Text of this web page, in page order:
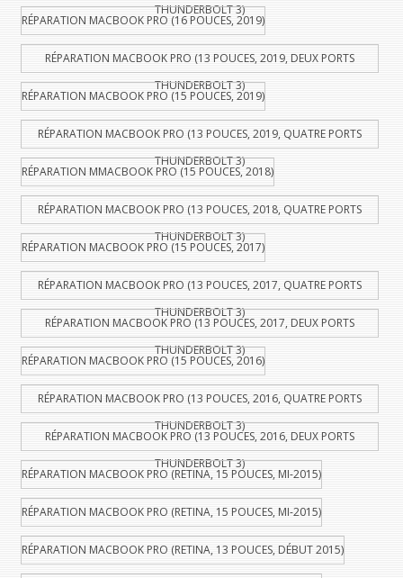
THUNDERBOLT 3)
RÉPARATION MACBOOK PRO (16 POUCES, 2019)
RÉPARATION MACBOOK PRO (13 POUCES, 2019, DEUX PORTS
THUNDERBOLT 3)
RÉPARATION MACBOOK PRO (15 POUCES, 2019)
RÉPARATION MACBOOK PRO (13 POUCES, 2019, QUATRE PORTS
THUNDERBOLT 3)
RÉPARATION MMACBOOK PRO (15 POUCES, 2018)
RÉPARATION MACBOOK PRO (13 POUCES, 2018, QUATRE PORTS
THUNDERBOLT 3)
RÉPARATION MACBOOK PRO (15 POUCES, 2017)
RÉPARATION MACBOOK PRO (13 POUCES, 2017, QUATRE PORTS
THUNDERBOLT 3)
RÉPARATION MACBOOK PRO (13 POUCES, 2017, DEUX PORTS
THUNDERBOLT 3)
RÉPARATION MACBOOK PRO (15 POUCES, 2016)
RÉPARATION MACBOOK PRO (13 POUCES, 2016, QUATRE PORTS
THUNDERBOLT 3)
RÉPARATION MACBOOK PRO (13 POUCES, 2016, DEUX PORTS
THUNDERBOLT 3)
RÉPARATION MACBOOK PRO (RETINA, 15 POUCES, MI-2015)
RÉPARATION MACBOOK PRO (RETINA, 15 POUCES, MI-2015)
RÉPARATION MACBOOK PRO (RETINA, 13 POUCES, DÉBUT 2015)